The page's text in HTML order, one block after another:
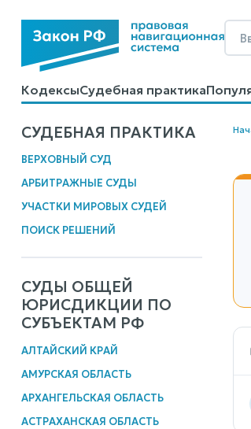
КодексыСудебная практика
КалькуляторыСправочные
СУДЕБНАЯ ПРАКТИКА
ВЕРХОВНЫЙ СУД
АРБИТРАЖНЫЕ СУДЫ
УЧАСТКИ МИРОВЫХ СУДЕЙ
ПОИСК РЕШЕНИЙ
СУДЫ ОБЩЕЙ
ЮРИСДИКЦИИ ПО
СУБЪЕКТАМ РФ
АЛТАЙСКИЙ КРАЙ
АМУРСКАЯ ОБЛАСТЬ
АРХАНГЕЛЬСКАЯ ОБЛАСТЬ
АСТРАХАНСКАЯ ОБЛАСТЬ